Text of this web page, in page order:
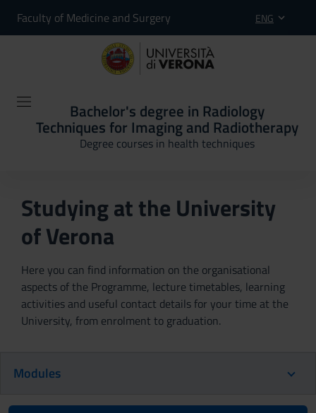
Faculty of Medicine and Surgery ENG
Bachelor's degree in Radiology
Techniques for Imaging and Radiotherapy
Degree courses in health techniques
Studying at the University
of Verona
Here you can find information on the organisational
aspects of the Programme, lecture timetables, learning
activities and useful contact details for your time at the
University, from enrolment to graduation.
Modules